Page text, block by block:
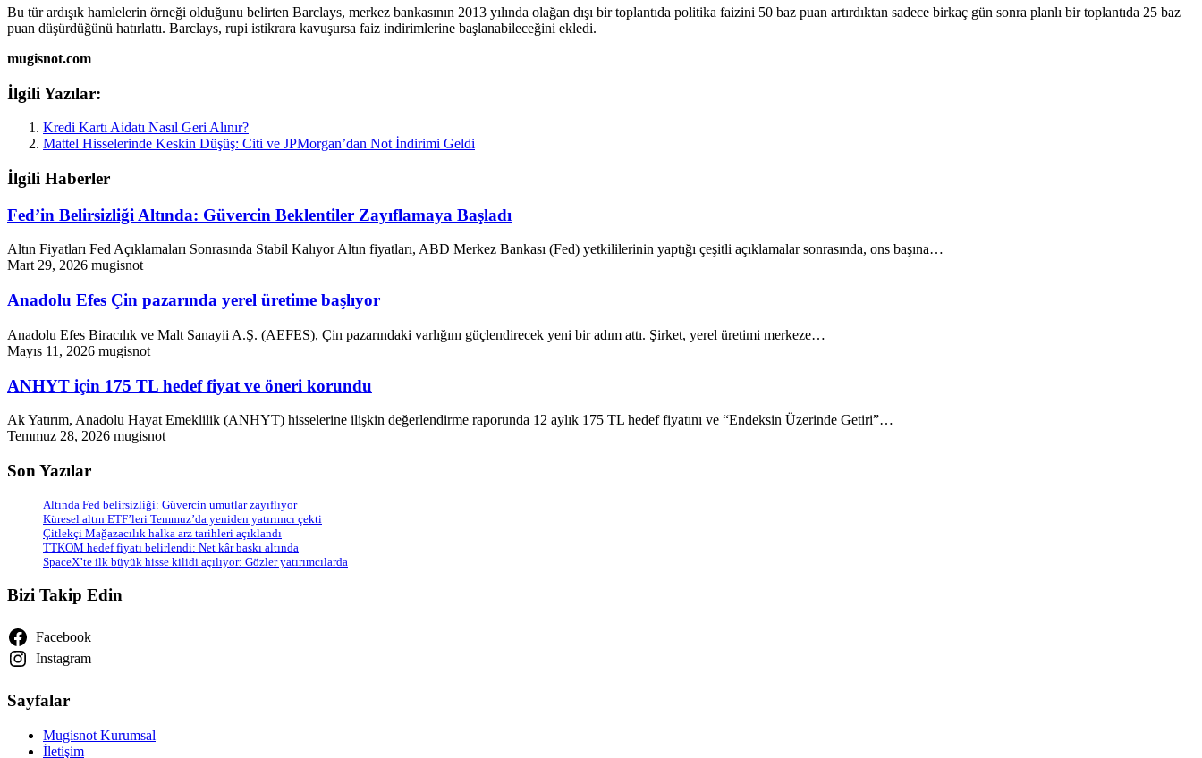
Bu tür ardışık hamlelerin örneği olduğunu belirten Barclays, merkez bankasının 2013 yılında olağan dışı bir toplantıda politika faizini 50 baz puan artırdıktan sadece birkaç gün sonra planlı bir toplantıda 25 baz
puan düşürdüğünü hatırlattı. Barclays, rupi istikrara kavuşursa faiz indirimlerine başlanabileceğini ekledi.
mugisnot.com
İlgili Yazılar:
Kredi Kartı Aidatı Nasıl Geri Alınır?
Mattel Hisselerinde Keskin Düşüş: Citi ve JPMorgan’dan Not İndirimi Geldi
İlgili Haberler
Fed’in Belirsizliği Altında: Güvercin Beklentiler Zayıflamaya Başladı
Altın Fiyatları Fed Açıklamaları Sonrasında Stabil Kalıyor Altın fiyatları, ABD Merkez Bankası (Fed) yetkililerinin yaptığı çeşitli açıklamalar sonrasında, ons başına…
Mart 29, 2026 mugisnot
Anadolu Efes Çin pazarında yerel üretime başlıyor
Anadolu Efes Biracılık ve Malt Sanayii A.Ş. (AEFES), Çin pazarındaki varlığını güçlendirecek yeni bir adım attı. Şirket, yerel üretimi merkeze…
Mayıs 11, 2026 mugisnot
ANHYT için 175 TL hedef fiyat ve öneri korundu
Ak Yatırım, Anadolu Hayat Emeklilik (ANHYT) hisselerine ilişkin değerlendirme raporunda 12 aylık 175 TL hedef fiyatını ve “Endeksin Üzerinde Getiri”…
Temmuz 28, 2026 mugisnot
Son Yazılar
Altında Fed belirsizliği: Güvercin umutlar zayıflıyor
Küresel altın ETF’leri Temmuz’da yeniden yatırımcı çekti
Çitlekçi Mağazacılık halka arz tarihleri açıklandı
TTKOM hedef fiyatı belirlendi: Net kâr baskı altında
SpaceX’te ilk büyük hisse kilidi açılıyor: Gözler yatırımcılarda
Bizi Takip Edin
Facebook
Instagram
Sayfalar
Mugisnot Kurumsal
İletişim